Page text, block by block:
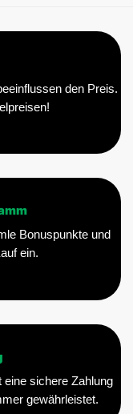
den Preis.
Bonuspunkte und
ein.
sichere Zahlung
gewährleistet.